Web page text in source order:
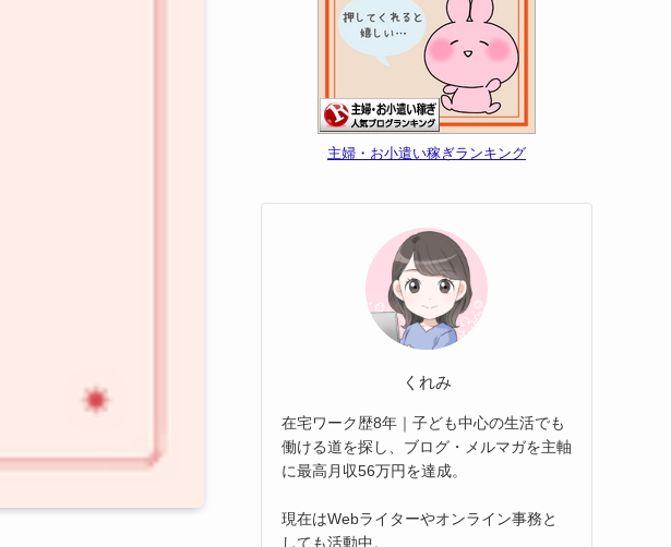
主婦・お小遣い稼ぎランキング
くれみ
在宅ワーク歴8年｜子ども中心の生活でも
働ける道を探し、ブログ・メルマガを主軸
に最高月収56万円を達成。
現在はWebライターやオンライン事務と
しても活動中。